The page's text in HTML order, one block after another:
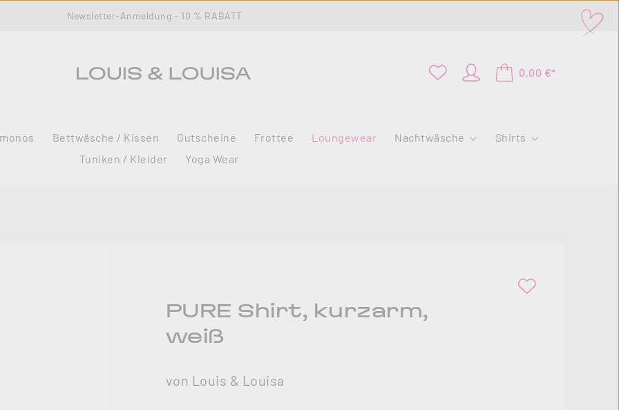
Newsletter-Anmeldung - 10 % RABATT
0,00 €*
Bettwäsche / Kissen Gutscheine Frottee Loungewear Nachtwäsche
Shirts
Tuniken / Kleider
Yoga Wear
PURE Shirt, kurzarm,
weiß
von Louis & Louisa